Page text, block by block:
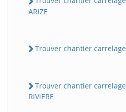
ARiZE
Trouver chantier carrelage
Trouver chantier carrelage
RiViERE